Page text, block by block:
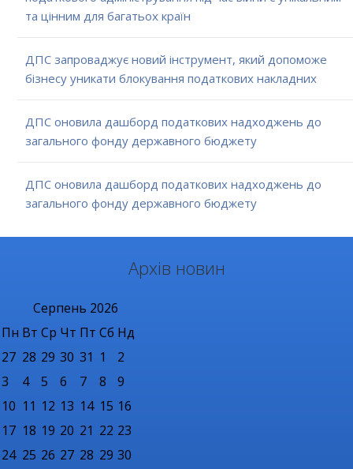
та цінним для багатьох країн
ДПС запроваджує новий інструмент, який допоможе
бізнесу уникати блокування податкових накладних
ДПС оновила дашборд податкових надходжень до
загального фонду державного бюджету
ДПС оновила дашборд податкових надходжень до
загального фонду державного бюджету
Архів новин
Серпень 2026
Пн Вт Ср Чт Пт Сб Нд
27 28 29 30 31 1
2
3
4 5 6 7 8
9
10 11 12 13 14 15 16
17 18 19 20 21 22 23
24 25 26 27 28 29 30